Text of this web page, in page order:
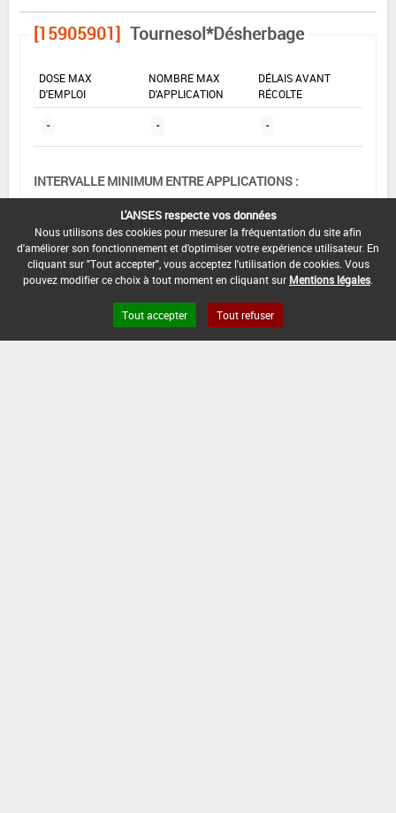
[15905901] Tournesol*Désherbage
DOSE MAX
D'EMPLOI
NOMBRE MAX
D'APPLICATION
DÉLAIS AVANT
RÉCOLTE
- - -
INTERVALLE MINIMUM ENTRE APPLICATIONS :
-
DATE DE RETRAIT DE L'USAGE :
01/11/1987
DATE DE FIN DE DISTRIBUTION :
DATE DE FIN D'UTILISATION :
L'ANSES respecte vos données
Nous utilisons des cookies pour mesurer la fréquentation du site afin
d'améliorer son fonctionnement et d'optimiser votre expérience utilisateur. En
cliquant sur "Tout accepter", vous acceptez l'utilisation de cookies. Vous
pouvez modifier ce choix à tout moment en cliquant sur Mentions légales
Tout accepter Tout refuser